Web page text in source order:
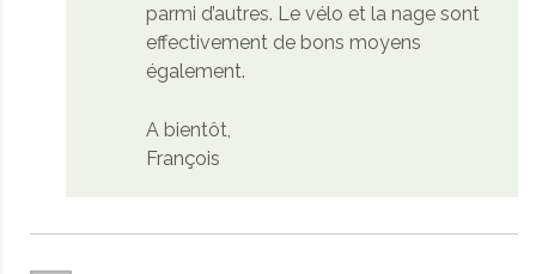
parmi d’autres. Le vélo et la nage sont
effectivement de bons moyens
également.
A bientôt,
François